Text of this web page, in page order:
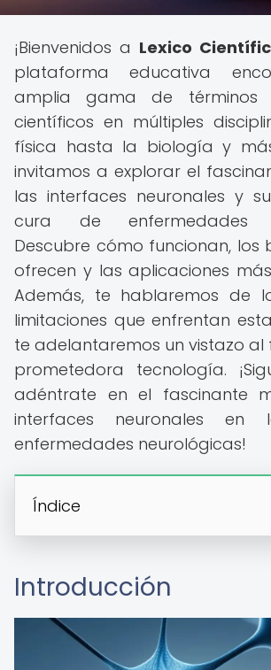
¡Bienvenidos a Lexico
plataforma educativa
amplia gama de términos
científicos en múltiples
física hasta la biología y
invitamos a explorar el
las interfaces neuronales y
cura de enfermedades
Descubre cómo funcionan, los
ofrecen y las aplicaciones
Además, te hablaremos de
limitaciones que enfrentan
te adelantaremos un vistazo al
prometedora tecnología.
adéntrate en el fascinante
interfaces neuronales
enfermedades neurológicas!
Índice
Introducción